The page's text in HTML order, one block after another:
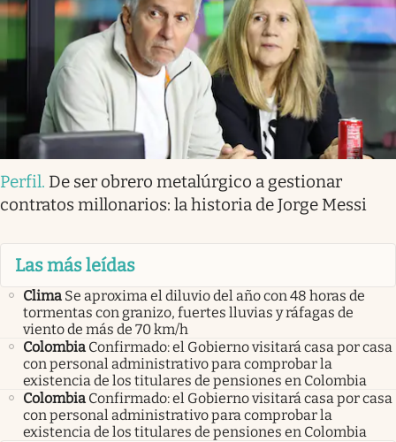
Perfil. De ser obrero metalúrgico a gestionar
contratos millonarios: la historia de Jorge Messi
Las más leídas
Clima Se aproxima el diluvio del año con 48 horas de
tormentas con granizo, fuertes lluvias y ráfagas de
viento de más de 70 km/h
Colombia Confirmado: el Gobierno visitará casa por casa
con personal administrativo para comprobar la
existencia de los titulares de pensiones en Colombia
Colombia Confirmado: el Gobierno visitará casa por casa
con personal administrativo para comprobar la
existencia de los titulares de pensiones en Colombia